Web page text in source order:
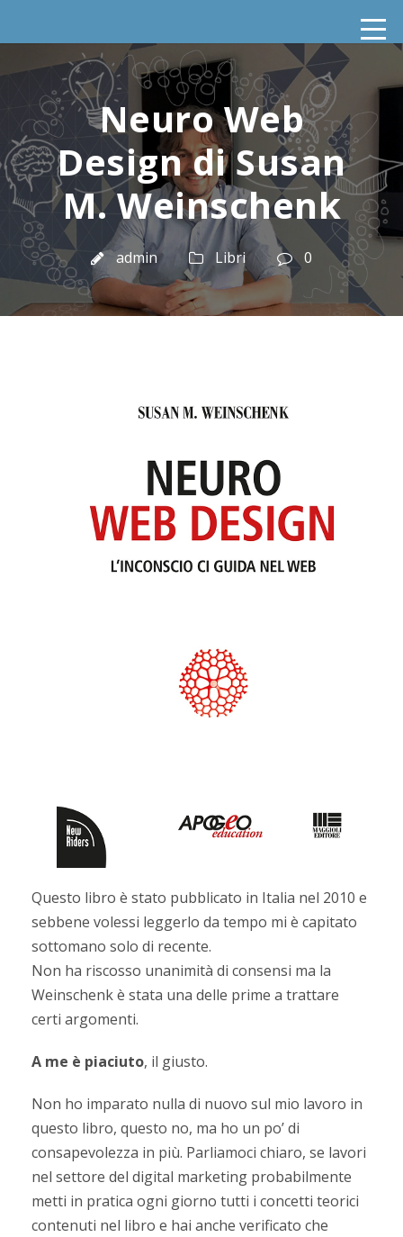
Neuro Web
Design di Susan
M. Weinschenk
admin Libri 0
Questo libro è stato pubblicato in Italia nel 2010 e
sebbene volessi leggerlo da tempo mi è capitato
sottomano solo di recente.
Non ha riscosso unanimità di consensi ma la
Weinschenk è stata una delle prime a trattare
certi argomenti.
A me è piaciuto, il giusto.
Non ho imparato nulla di nuovo sul mio lavoro in
questo libro, questo no, ma ho un po’ di
consapevolezza in più. Parliamoci chiaro, se lavori
nel settore del digital marketing probabilmente
metti in pratica ogni giorno tutti i concetti teorici
contenuti nel libro e hai anche verificato che